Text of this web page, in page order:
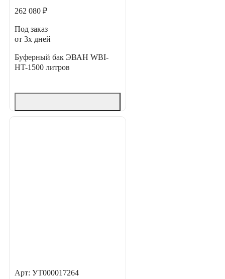
262 080 ₽
Под заказ
от 3х дней
Буферный бак ЭВАН WBI-
HT-1500 литров
Арт: УТ000017264